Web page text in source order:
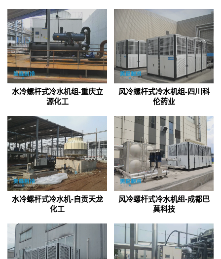
水冷螺杆式冷水机组-重庆立
源化工
风冷螺杆式冷水机组-四川科
伦药业
水冷螺杆式冷水机-自贡天龙
化工
风冷螺杆式冷水机组-成都巴
莫科技